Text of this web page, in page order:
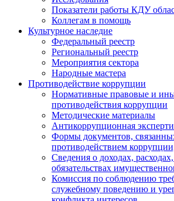
Показатели работы КДУ
Коллегам в помощь
Культурное наследие
Федеральный реестр
Региональный реестр
Мероприятия сектора
Народные мастера
Противодействие коррупции
Нормативные правовые и
противодействия коррупции
Методические материалы
Антикоррупционная
Формы документов,
противодействием
Сведения о доходах,
обязательствах
Комиссия по соблюдению
служебному поведению и